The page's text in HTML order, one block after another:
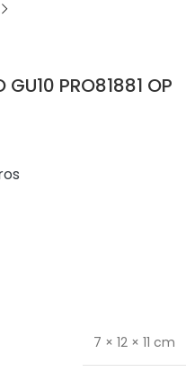
GU10 PRO81881 OP
7 × 12 × 11 cm